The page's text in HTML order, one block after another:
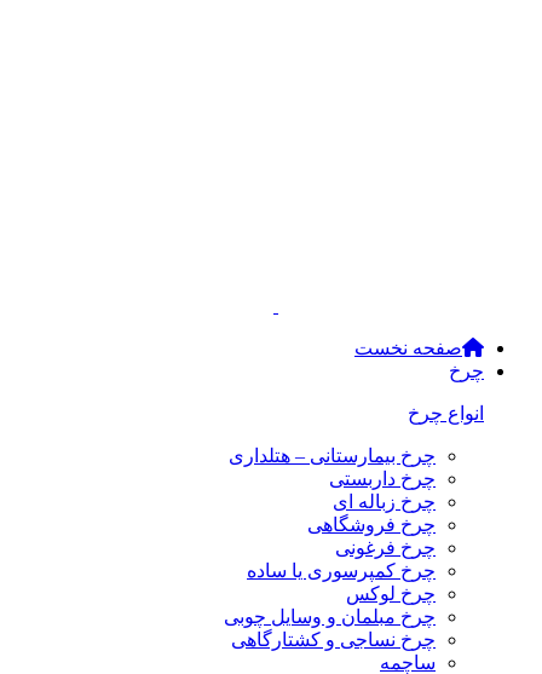
صفحه نخست
چرخ
انواع چرخ
چرخ بیمارستانی – هتلداری
چرخ داربستی
چرخ زباله ای
چرخ فروشگاهی
چرخ فرغونی
چرخ کمپرسوری یا ساده
چرخ لوکس
چرخ مبلمان و وسایل چوبی
چرخ نساجی و کشتارگاهی
ساچمه